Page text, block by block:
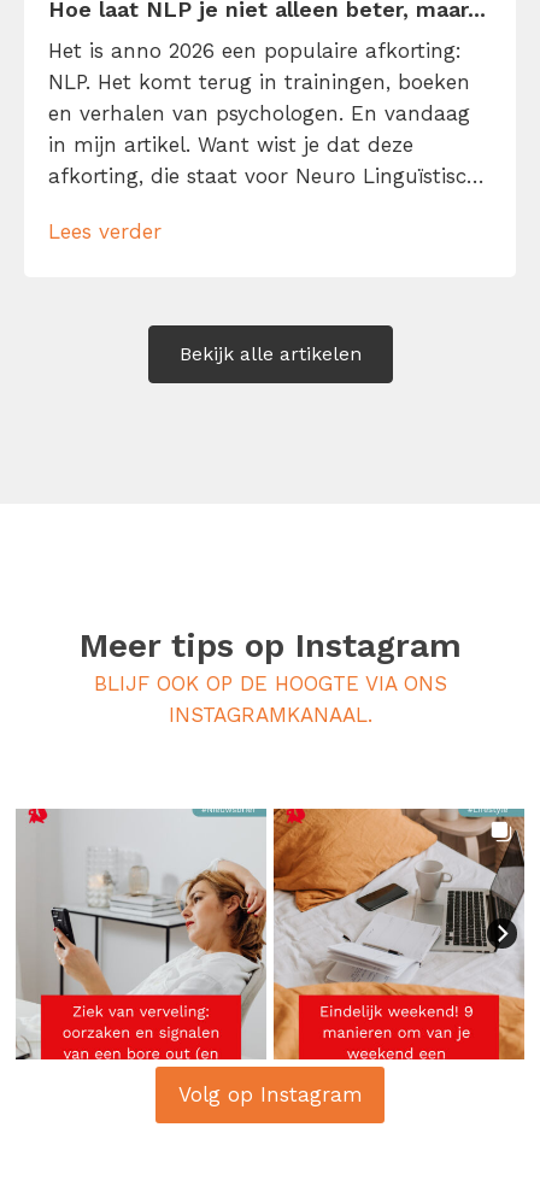
Hoe laat NLP je niet alleen beter, maar...
Het is anno 2026 een populaire afkorting:
NLP. Het komt terug in trainingen, boeken
en verhalen van psychologen. En vandaag
in mijn artikel. Want wist je dat deze
afkorting, die staat voor Neuro Linguïstisch
belang kan zijn? NLP belooft namelijk je
Lees verder
Bekijk alle artikelen
Meer tips op Instagram
BLIJF OOK OP DE HOOGTE VIA ONS
INSTAGRAMKANAAL.
Volg op Instagram